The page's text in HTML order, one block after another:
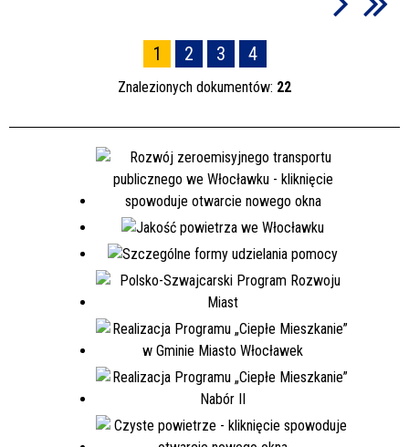
1 2 3 4
Znalezionych dokumentów: 22